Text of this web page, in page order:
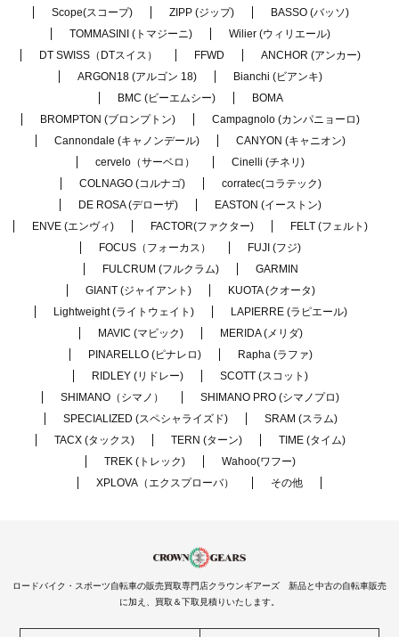
Scope(スコープ)
ZIPP (ジップ)
BASSO (バッソ)
TOMMASINI (トマジーニ)
Wilier (ウィリエール)
DT SWISS（DTスイス）
FFWD
ANCHOR (アンカー)
ARGON18 (アルゴン 18)
Bianchi (ビアンキ)
BMC (ビーエムシー)
BOMA
BROMPTON (ブロンプトン)
Campagnolo (カンパニョーロ)
Cannondale (キャノンデール)
CANYON (キャニオン)
cervelo（サーベロ）
Cinelli (チネリ)
COLNAGO (コルナゴ)
corratec(コラテック)
DE ROSA (デローザ)
EASTON (イーストン)
ENVE (エンヴィ)
FACTOR(ファクター)
FELT (フェルト)
FOCUS（フォーカス）
FUJI (フジ)
FULCRUM (フルクラム)
GARMIN
GIANT (ジャイアント)
KUOTA (クオータ)
Lightweight (ライトウェイト)
LAPIERRE (ラピエール)
MAVIC (マビック)
MERIDA (メリダ)
PINARELLO (ピナレロ)
Rapha (ラファ)
RIDLEY (リドレー)
SCOTT (スコット)
SHIMANO（シマノ）
SHIMANO PRO (シマノプロ)
SPECIALIZED (スペシャライズド)
SRAM (スラム)
TACX (タックス)
TERN (ターン)
TIME (タイム)
TREK (トレック)
Wahoo(ワフー)
XPLOVA（エクスプローバ）
その他
ロードバイク・スポーツ自転車の販売買取専門店クラウンギアーズ 新品と中古の自転車販売
に加え、買取＆下取見積りいたします。